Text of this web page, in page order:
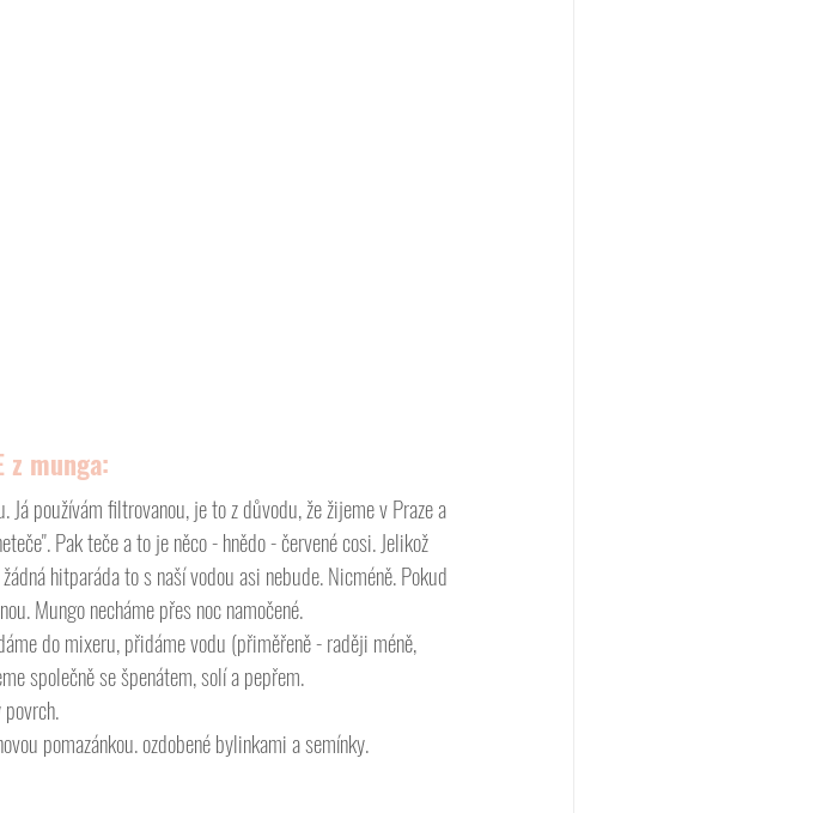
z munga:
používám filtrovanou, je to z důvodu, že žijeme v Praze a
Pak teče a to je něco - hnědo - červené cosi. Jelikož
hitparáda to s naší vodou asi nebude. Nicméně. Pokud
Mungo necháme přes noc namočené.
do mixeru, přidáme vodu (přiměřeně - raději méně,
společně se špenátem, solí a pepřem.
pomazánkou. ozdobené bylinkami a semínky.